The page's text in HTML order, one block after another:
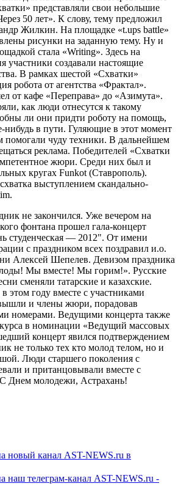
представляли свои небольшие
50 лет». К слову, тему предложил
Жилкин. На площадке «t.ups battle»
рисунки на заданную тему. Ну и
стала «Writing». Здесь на
участники создавали настоящие
В рамках шестой «Схватки»
робота от агентства «Фрактал».
от кафе «Переправа» до «Азимута».
как люди отнесутся к такому
ли они придти роботу на помощь,
нибудь в пути. Гуляющие в этот момент
помогали чуду техники. В дальнейшем
реклама. Победителей «Схватки
жюри. Среди них был и
кругах Funkot (Ставрополь).
выступлением скандально-
не закончился. Уже вечером на
фонтана прошел гала-концерт
студенческая — 2012". От имени
с праздником всех поздравил и.о.
Алексей Шепелев. Девизом праздника
Мы вместе! Мы горим!». Русские
сменяли татарские и казахские.
этом году вместе с участниками
и члены жюри, порадовав
номерами. Ведущими концерта также
в номинации «Ведущий массовых
концерт явился подтверждением
не только тех кто молод телом, но и
Люди старшего поколения с
и пританцовывали вместе с
Днем молодежи, Астрахань!
новый канал AST-NEWS.ru в
наш телеграм-канал AST-NEWS.ru -